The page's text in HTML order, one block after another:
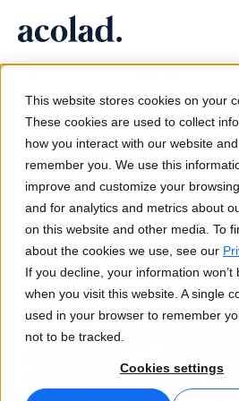
This website stores cookies on your
These cookies are used to collect
how you interact with our website
remember you. We use this
improve and customize your
and for analytics and metrics about
on this website and other media. To
about the cookies we use, see our
If you decline, your information won’t
when you visit this website. A single
used in your browser to remember
not to be tracked.
Cookies settings
Översättning
AI-hastighet, mänsklig precision
Tolkning
Sömlös kommunikation var som
Media och underhållning
Ta berättelser till varje skärm
Konsult- och
Lia Translate
Omedelbara översättningar i linje
Anslutning
Arbetsflödesintegration gjord enkel
AI-tolkning
Röstöversättning i realtid
Kvalitetssäkring
Kundcase
Verkliga resultat från våra kunder
Artiklar
Expertperspektiv på globalt innehåll
E-böcker
Fördjupande guider och strategier
Webbinarier on demand
Om Acolad
Hållbarhet
Partners
Nyheter
Partner
Vi tror på
kraft
Det här är våra partner som
den globala